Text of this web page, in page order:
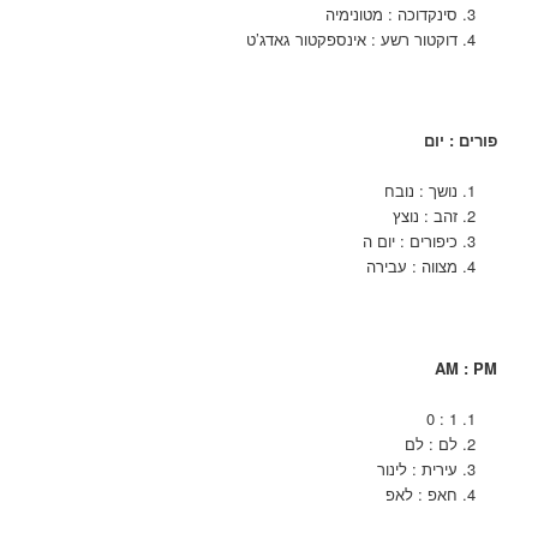
סינקדוכה : מטונימיה
דוקטור רשע : אינספקטור גאדג’ט
פורים : יום
נושך : נובח
זהב : נוצץ
כיפורים : יום ה
מצווה : עבירה
AM : PM
1 : 0
לם : לם
עירית : לינור
חאפ : לאפ